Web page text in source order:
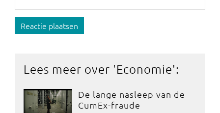
Reactie plaatsen
Lees meer over 'Economie':
De lange nasleep van de
CumEx-fraude